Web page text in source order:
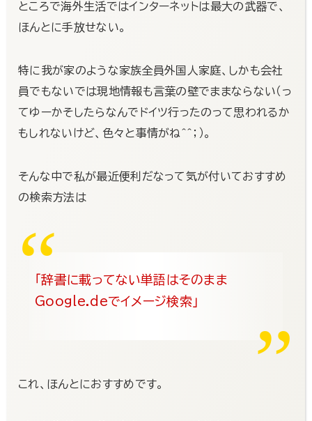
ところで海外生活ではインターネットは最大の武器で、
ほんとに手放せない。
特に我が家のような家族全員外国人家庭、しかも会社
員でもないでは現地情報も言葉の壁でままならない（っ
てゆーかそしたらなんでドイツ行ったのって思われるか
もしれないけど、色々と事情がね＾＾；）。
そんな中で私が最近便利だなって気が付いておすすめ
の検索方法は
「辞書に載ってない単語はそのまま
Google.deでイメージ検索」
これ、ほんとにおすすめです。